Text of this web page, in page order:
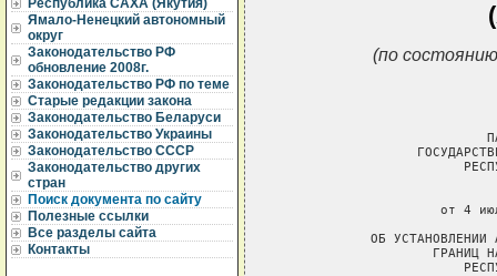
Республика САХА (Якутия)
Ямало-Ненецкий автономный
округ
Законодательство РФ
обновление 2008г.
Законодательство РФ по теме
Старые редакции закона
Законодательство Беларуси
Законодательство Украины
Законодательство СССР
Законодательство других
стран
Поиск документа по сайту
Полезные ссылки
Все разделы сайта
Контакты
(по
от 4
ОБ УСТАНОВЛЕНИИ
ГРАНИЦ